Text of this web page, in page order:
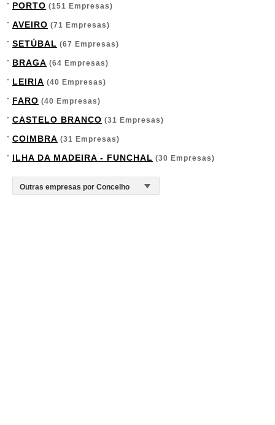
PORTO (151 Empresas)
AVEIRO (71 Empresas)
SETÚBAL (67 Empresas)
BRAGA (64 Empresas)
LEIRIA (40 Empresas)
FARO (40 Empresas)
CASTELO BRANCO (31 Empresas)
COIMBRA (31 Empresas)
ILHA DA MADEIRA - FUNCHAL (30 Empresas)